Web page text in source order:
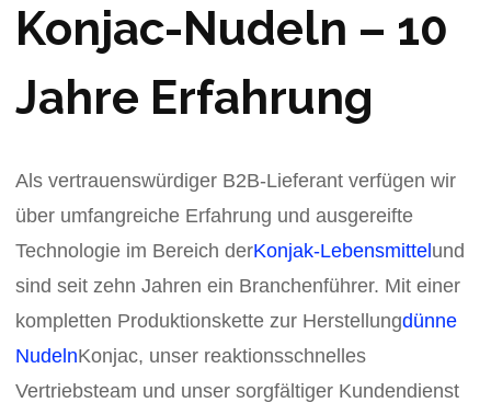
Konjac-Nudeln – 10
Jahre Erfahrung
Als vertrauenswürdiger B2B-Lieferant verfügen wir
über umfangreiche Erfahrung und ausgereifte
Technologie im Bereich derKonjak-Lebensmittelund
sind seit zehn Jahren ein Branchenführer. Mit einer
kompletten Produktionskette zur Herstellungdünne
NudelnKonjac, unser reaktionsschnelles
Vertriebsteam und unser sorgfältiger Kundendienst